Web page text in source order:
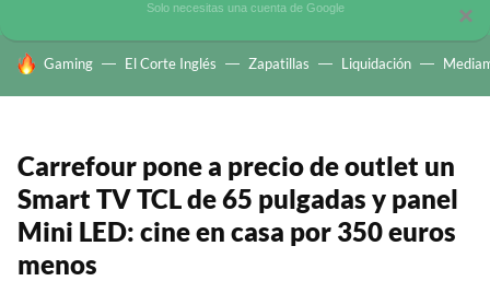
HOY SE HABLA DE
Gaming El Corte Inglés Zapatillas Liquidación
Carrefour pone a precio de outlet un
Smart TV TCL de 65 pulgadas y panel
Mini LED: cine en casa por 350 euros
menos
×
Solo necesitas una cuenta de Google